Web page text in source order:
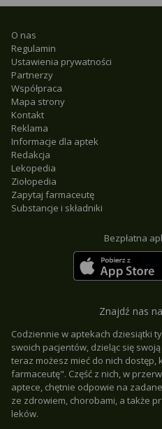
O nas
Regulamin
Ustawienia prywatności
Partnerzy
Współpraca
Mapa strony
Kontakt
Reklama
Informacje dla aptek
Redakcja
Lekopedia
Ziołopedia
Zapytaj farmaceutę
Substancje i składniki
Bezpłatna
Znajdź nas na
Codziennie w aptekach dziesiątki
swoich pacjentów, dzieląc się
teraz możesz mieć do nich
farmaceutę". Część z nich, w
aptece, chętnie odpowie na
ze zdrowiem, chorobami, a także
leków.
Więcej informacji na temat
zewnętrznych w naszym
Serwisu.